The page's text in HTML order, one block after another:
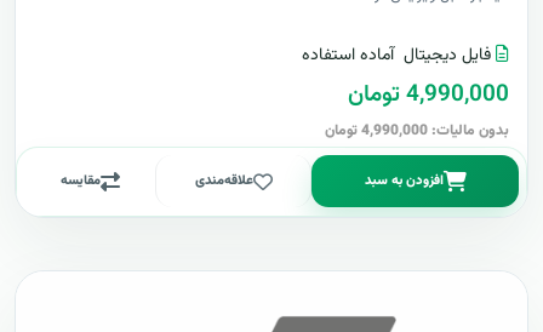
فایل دیجیتال آماده استفاده
4,990,000 تومان
بدون مالیات: 4,990,000 تومان
افزودن به سبد علاقه‌مندی مقایسه